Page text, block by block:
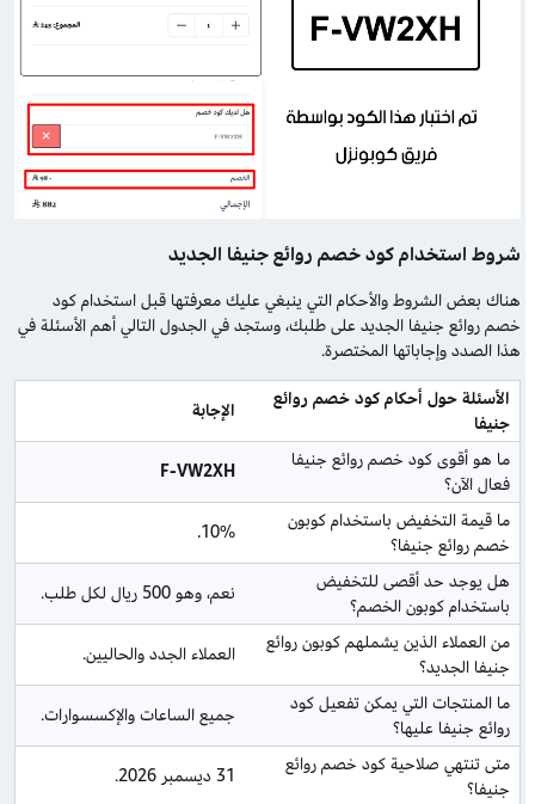
شروط استخدام كود خصم روائع جنيفا الجديد
هناك بعض الشروط والأحكام التي ينبغي عليك معرفتها قبل استخدام كود
خصم روائع جنيفا الجديد على طلبك، وستجد في الجدول التالي أهم الأسئلة في
هذا الصدد وإجاباتها المختصرة.
الأسئلة حول أحكام كود خصم روائع
جنيفا
الإجابة
ما هو أقوى كود خصم روائع جنيفا
فعال الآن؟
F-VW2XH
ما قيمة التخفيض باستخدام كوبون
خصم روائع جنيفا؟
10%.
هل يوجد حد أقصى للتخفيض
باستخدام كوبون الخصم؟
نعم، وهو 500 ريال لكل طلب.
من العملاء الذين يشملهم كوبون روائع
جنيفا الجديد؟
العملاء الجدد والحاليين.
ما المنتجات التي يمكن تفعيل كود
روائع جنيفا عليها؟
جميع الساعات والإكسسوارات.
متى تنتهي صلاحية كود خصم روائع
جنيفا؟
31 ديسمبر 2026.